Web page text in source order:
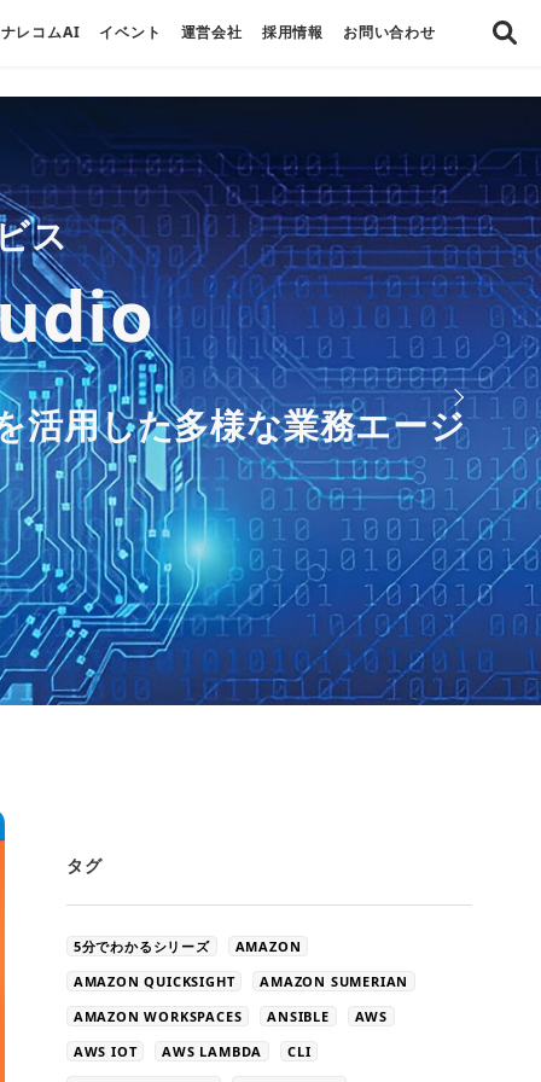
ナレコムAI イベント 運営会社 採用情報 お問い合わせ
ス
活用した多様な業務エージ
ーション ー
を試したい部門での導入か
けます。
した
しますー
を使用し、
を行います
ー」に認定
しますー
ビス
AI
進めるの？
タグ
5分でわかるシリーズ
AMAZON
AMAZON QUICKSIGHT
AMAZON SUMERIAN
AMAZON WORKSPACES
ANSIBLE
AWS
AWS IOT
AWS LAMBDA
CLI